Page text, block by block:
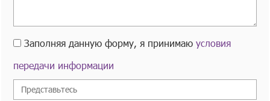
Заполняя данную форму, я принимаюусловия
передачи информации